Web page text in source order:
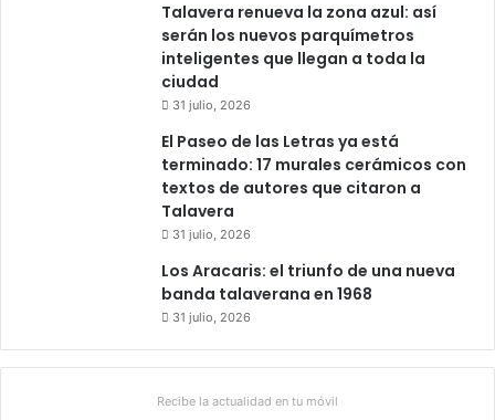
Talavera renueva la zona azul: así
serán los nuevos parquímetros
inteligentes que llegan a toda la
ciudad
31 julio, 2026
El Paseo de las Letras ya está
terminado: 17 murales cerámicos con
textos de autores que citaron a
Talavera
31 julio, 2026
Los Aracaris: el triunfo de una nueva
banda talaverana en 1968
31 julio, 2026
Recibe la actualidad en tu móvil